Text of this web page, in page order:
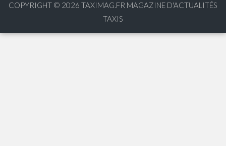
COPYRIGHT © 2026 TAXIMAG.FR MAGAZINE D'ACTUALITÉS
TAXIS